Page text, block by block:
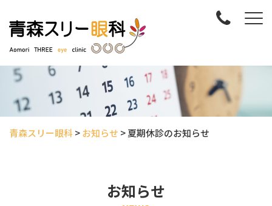
青森スリー眼科>お知らせ >夏期休診のお知らせ
お知らせ